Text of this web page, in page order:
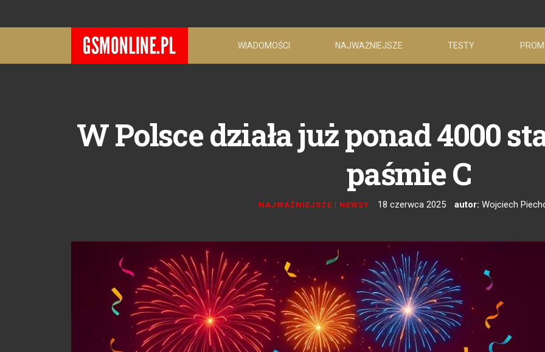
WIADOMOŚCI NAJWAŻNIEJSZE TESTY
W Polsce działa już ponad 4000
paśmie C
NAJWAŻNIEJSZE | NEWSY 18 czerwca 2025 autor: Wojciech